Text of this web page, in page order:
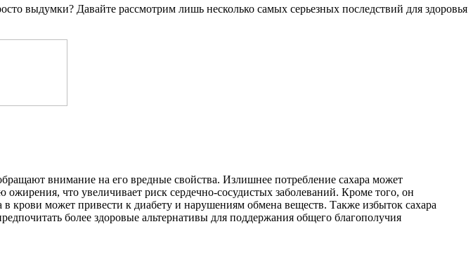
выдумки? Давайте рассмотрим лишь несколько самых серьезных последствий для здоровья
внимание на его вредные свойства. Излишнее потребление сахара может
что увеличивает риск сердечно-сосудистых заболеваний. Кроме того, он
крови может привести к диабету и нарушениям обмена веществ. Также избыток сахара
более здоровые альтернативы для поддержания общего благополучия